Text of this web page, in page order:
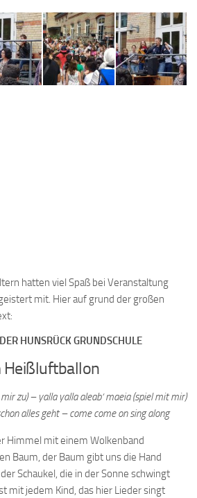
hatten viel Spaß bei Veranstaltung
mit. Hier auf grund der großen
HUNSRÜCK GRUNDSCHULE
Heißluftballon
zu) – yalla yalla aleab‘ maeia (spiel mit mir)
alles geht – come come on sing along
Himmel mit einem Wolkenband
Baum, der Baum gibt uns die Hand
Schaukel, die in der Sonne schwingt
mit jedem Kind, das hier Lieder singt